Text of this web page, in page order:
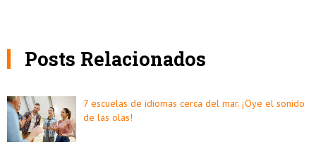
Posts Relacionados
7 escuelas de idiomas cerca del mar. ¡Oye el sonido
de las olas!